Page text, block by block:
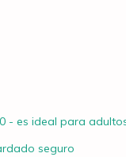
- es ideal para
seguro